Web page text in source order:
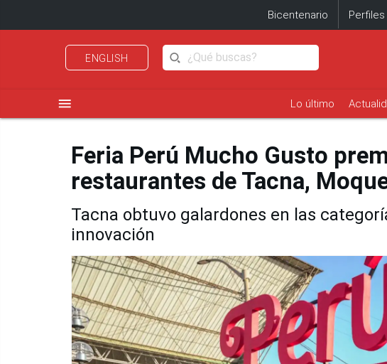
Bicentenario Perfiles
ENGLISH
menu Lo último
Feria Perú Mucho Gusto
restaurantes de Tacna,
Tacna obtuvo galardones en las
innovación